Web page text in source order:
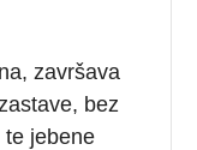
završava
bez
te jebene